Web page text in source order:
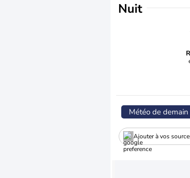
Nuit
Météo de demain
Ajouter à vos